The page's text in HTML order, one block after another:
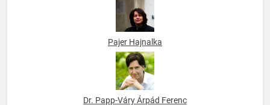
Pajer Hajnalka